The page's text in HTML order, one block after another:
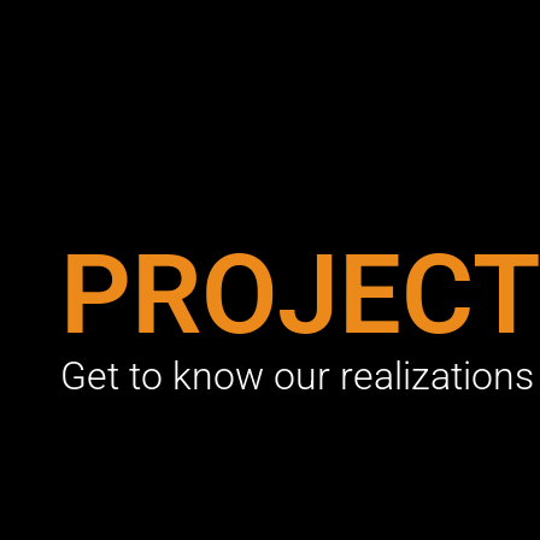
Get to know our realizations